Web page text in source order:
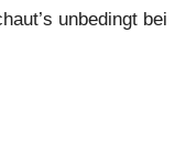
unbedingt bei